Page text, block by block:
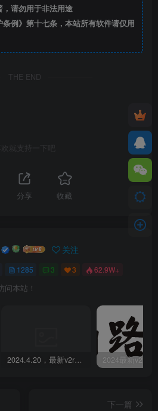
请勿用于非法用途
例》第十七条，本站所有软件请仅用
THE END
欢就支持一下吧
分享 收藏
关注
1285 3 3 62.9W+
问本站！
2024.4.20，最新v2ray节点免费分享-附ss/vmess节点订阅
下一篇